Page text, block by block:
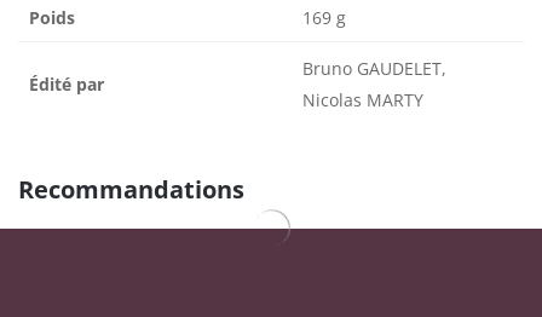
Poids 169 g
Édité par
Bruno GAUDELET,
Nicolas MARTY
Recommandations